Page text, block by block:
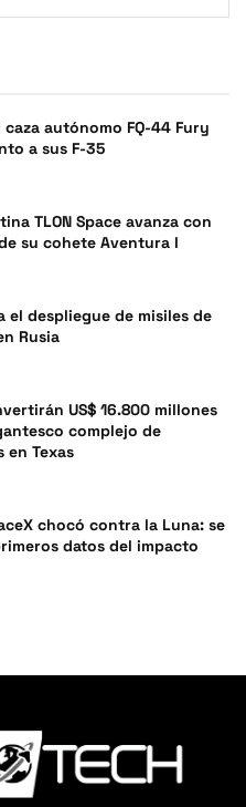
caza autónomo FQ-44 Fury
a sus F-35
TLON Space avanza con
su cohete Aventura I
el despliegue de misiles de
Rusia
US$ 16.800 millones
complejo de
en Texas
chocó contra la Luna: se
datos del impacto